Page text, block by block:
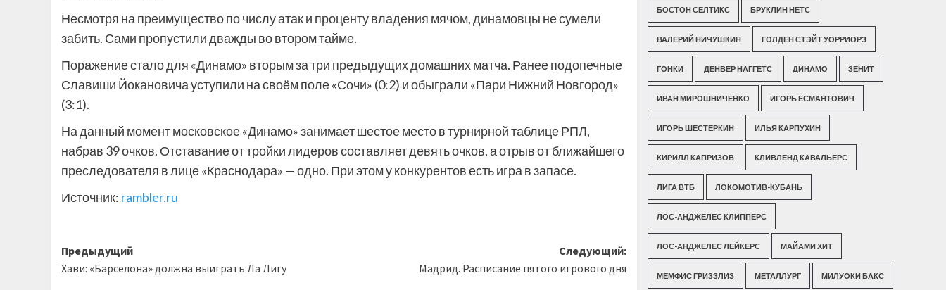
Несмотря на преимущество по числу атак и проценту владения мячом, динамовцы не сумели
забить. Сами пропустили дважды во втором тайме.
Поражение стало для «Динамо» вторым за три предыдущих домашних матча. Ранее подопечные
Славиши Йокановича уступили на своём поле «Сочи» (0:2) и обыграли «Пари Нижний Новгород»
(3:1).
На данный момент московское «Динамо» занимает шестое место в турнирной таблице РПЛ,
набрав 39 очков. Отставание от тройки лидеров составляет девять очков, а отрыв от ближайшего
преследователя в лице «Краснодара» — одно. При этом у конкурентов есть игра в запасе.
Источник: rambler.ru
Навигация
записи
Предыдущий
Хави: «Барселона» должна выиграть Ла Лигу
Следующий:
Мадрид. Расписание пятого игрового дня
БОСТОН СЕЛТИКС БРУКЛИН НЕТС
ВАЛЕРИЙ НИЧУШКИН ГОЛДЕН СТЭЙТ УОРРИОРЗ
ГОНКИ ДЕНВЕР НАГГЕТС ДИНАМО ЗЕНИТ
ИВАН МИРОШНИЧЕНКО ИГОРЬ ЕСМАНТОВИЧ
ИГОРЬ ШЕСТЕРКИН ИЛЬЯ КАРПУХИН
КИРИЛЛ КАПРИЗОВ КЛИВЛЕНД КАВАЛЬЕРС
ЛИГА ВТБ ЛОКОМОТИВ-КУБАНЬ
ЛОС-АНДЖЕЛЕС КЛИППЕРС
ЛОС-АНДЖЕЛЕС ЛЕЙКЕРС МАЙАМИ ХИТ
МЕМФИС ГРИЗЗЛИЗ МЕТАЛЛУРГ МИЛУОКИ БАКС